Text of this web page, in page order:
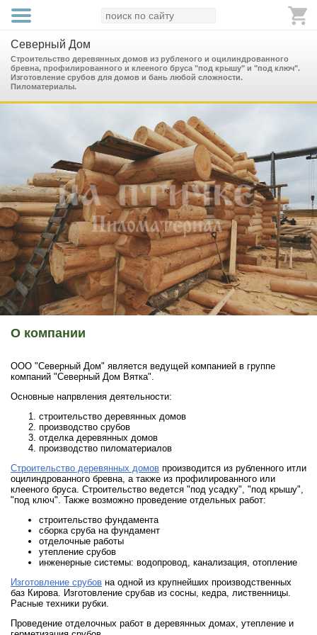
Северный Дом
Строительство деревянных домов из рубленого и оцилиндрованного
бревна, профилированного и клееного бруса "под крышу" и "под ключ".
Изготовление срубов для домов и бань любой сложности.
Пиломатериалы.
О компании
ООО "Северный Дом" является ведущей компанией в группе
компаний "Северный Дом Вятка".
Основные напрвления деятельности:
строительство деревянных домов
производство срубов
отделка деревянных домов
производство пиломатериалов
Строительство деревянных домов производится из рубленного итли
оцилиндрованного бревна, а также из профилированного или
клееного бруса. Строительство ведется "под усадку", "под крышу",
"под ключ". Также возможно проведение отдельных работ:
строительство фундамента
сборка сруба на фундамент
отделочные работы
утепление срубов
инженерные системы: водопровод, канализация, отопление
Изготовление срубов на одной из крупнейших производственных
баз Кирова. Изготовление срубав из сосны, кедра, лиственницы.
Расные техники рубки.
Проведение отделочных работ в деревянных домах, утепление и